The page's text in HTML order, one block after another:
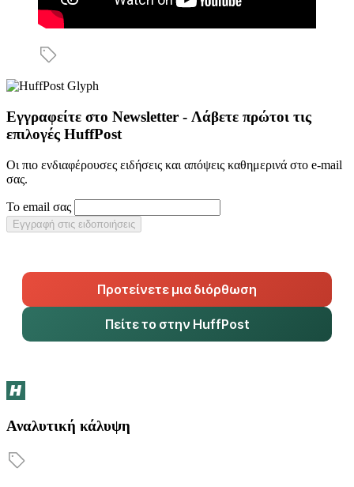
Εγγραφείτε στο Newsletter - Λάβετε πρώτοι τις
επιλογές HuffPost
Οι πιο ενδιαφέρουσες ειδήσεις και απόψεις καθημερινά στο e-mail
σας.
Το email σας
Εγγραφή στις ειδοποιήσεις
Προτείνετε μια διόρθωση
Πείτε το στην HuffPost
Αναλυτική κάλυψη